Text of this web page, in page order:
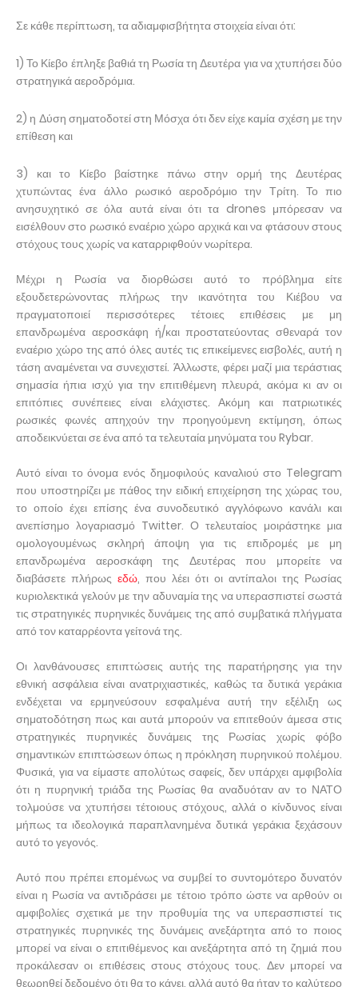
Σε κάθε περίπτωση, τα αδιαμφισβήτητα στοιχεία είναι ότι:
1) Το Κίεβο έπληξε βαθιά τη Ρωσία τη Δευτέρα για να χτυπήσει δύο
στρατηγικά αεροδρόμια.
2) η Δύση σηματοδοτεί στη Μόσχα ότι δεν είχε καμία σχέση με την
επίθεση και
3) και το Κίεβο βαίστηκε πάνω στην ορμή της Δευτέρας
χτυπώντας ένα άλλο ρωσικό αεροδρόμιο την Τρίτη. Το πιο
ανησυχητικό σε όλα αυτά είναι ότι τα drones μπόρεσαν να
εισέλθουν στο ρωσικό εναέριο χώρο αρχικά και να φτάσουν στους
στόχους τους χωρίς να καταρριφθούν νωρίτερα.
Μέχρι η Ρωσία να διορθώσει αυτό το πρόβλημα είτε
εξουδετερώνοντας πλήρως την ικανότητα του Κιέβου να
πραγματοποιεί περισσότερες τέτοιες επιθέσεις με μη
επανδρωμένα αεροσκάφη ή/και προστατεύοντας σθεναρά τον
εναέριο χώρο της από όλες αυτές τις επικείμενες εισβολές, αυτή η
τάση αναμένεται να συνεχιστεί. Άλλωστε, φέρει μαζί μια τεράστιας
σημασία ήπια ισχύ για την επιτιθέμενη πλευρά, ακόμα κι αν οι
επιτόπιες συνέπειες είναι ελάχιστες. Ακόμη και πατριωτικές
ρωσικές φωνές απηχούν την προηγούμενη εκτίμηση, όπως
αποδεικνύεται σε ένα από τα τελευταία μηνύματα του Rybar.
Αυτό είναι το όνομα ενός δημοφιλούς καναλιού στο Telegram
που υποστηρίζει με πάθος την ειδική επιχείρηση της χώρας του,
το οποίο έχει επίσης ένα συνοδευτικό αγγλόφωνο κανάλι και
ανεπίσημο λογαριασμό Twitter. Ο τελευταίος μοιράστηκε μια
ομολογουμένως σκληρή άποψη για τις επιδρομές με μη
επανδρωμένα αεροσκάφη της Δευτέρας που μπορείτε να
διαβάσετε πλήρως εδώ, που λέει ότι οι αντίπαλοι της Ρωσίας
κυριολεκτικά γελούν με την αδυναμία της να υπερασπιστεί σωστά
τις στρατηγικές πυρηνικές δυνάμεις της από συμβατικά πλήγματα
από τον καταρρέοντα γείτονά της.
Οι λανθάνουσες επιπτώσεις αυτής της παρατήρησης για την
εθνική ασφάλεια είναι ανατριχιαστικές, καθώς τα δυτικά γεράκια
ενδέχεται να ερμηνεύσουν εσφαλμένα αυτή την εξέλιξη ως
σηματοδότηση πως και αυτά μπορούν να επιτεθούν άμεσα στις
στρατηγικές πυρηνικές δυνάμεις της Ρωσίας χωρίς φόβο
σημαντικών επιπτώσεων όπως η πρόκληση πυρηνικού πολέμου.
Φυσικά, για να είμαστε απολύτως σαφείς, δεν υπάρχει αμφιβολία
ότι η πυρηνική τριάδα της Ρωσίας θα αναδυόταν αν το ΝΑΤΟ
τολμούσε να χτυπήσει τέτοιους στόχους, αλλά ο κίνδυνος είναι
μήπως τα ιδεολογικά παραπλανημένα δυτικά γεράκια ξεχάσουν
αυτό το γεγονός.
Αυτό που πρέπει επομένως να συμβεί το συντομότερο δυνατόν
είναι η Ρωσία να αντιδράσει με τέτοιο τρόπο ώστε να αρθούν οι
αμφιβολίες σχετικά με την προθυμία της να υπερασπιστεί τις
στρατηγικές πυρηνικές της δυνάμεις ανεξάρτητα από το ποιος
μπορεί να είναι ο επιτιθέμενος και ανεξάρτητα από τη ζημιά που
προκάλεσαν οι επιθέσεις στους στόχους τους. Δεν μπορεί να
θεωρηθεί δεδομένο ότι θα το κάνει, αλλά αυτό θα ήταν το καλύτερο